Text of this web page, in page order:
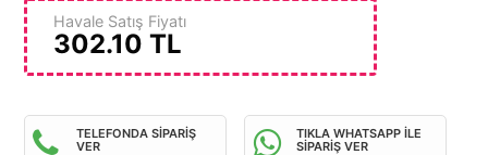
Havale Satış Fiyatı
302.10 TL
TELEFONDA SİPARİŞ
VER
TIKLA WHATSAPP İLE
SİPARİŞ VER